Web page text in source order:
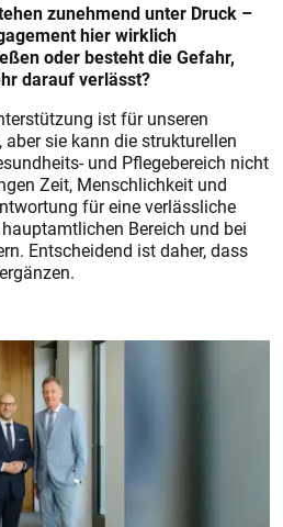
zunehmend unter Druck –
hier wirklich
oder besteht die Gefahr,
darauf verlässt?
ist für unseren
sie kann die strukturellen
und Pflegebereich nicht
Zeit, Menschlichkeit und
für eine verlässliche
Bereich und bei
Entscheidend ist daher, dass